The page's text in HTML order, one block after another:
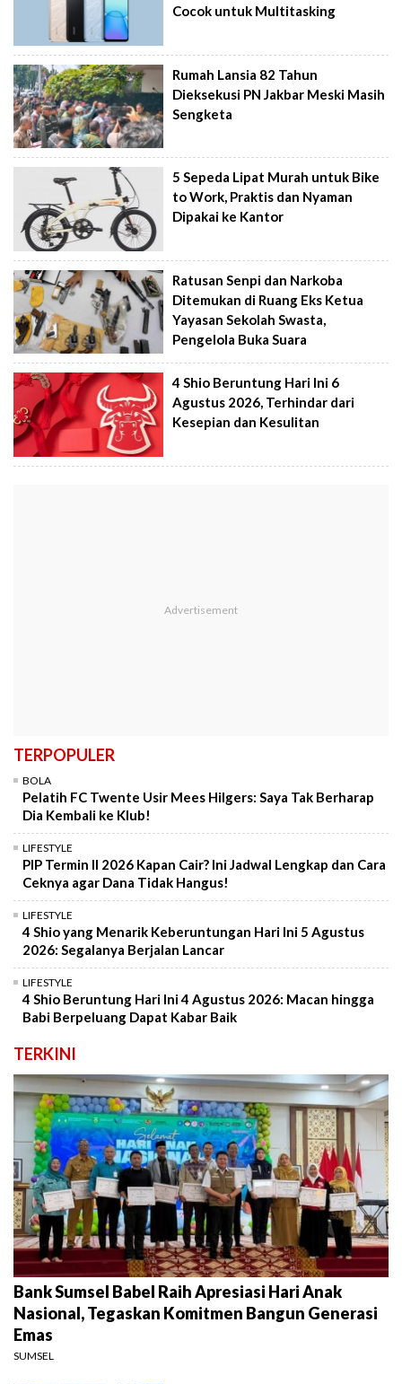
Cocok untuk Multitasking
Rumah Lansia 82 Tahun
Dieksekusi PN Jakbar Meski Masih
Sengketa
5 Sepeda Lipat Murah untuk Bike
to Work, Praktis dan Nyaman
Dipakai ke Kantor
Ratusan Senpi dan Narkoba
Ditemukan di Ruang Eks Ketua
Yayasan Sekolah Swasta,
Pengelola Buka Suara
4 Shio Beruntung Hari Ini 6
Agustus 2026, Terhindar dari
Kesepian dan Kesulitan
TERPOPULER
BOLA
Pelatih FC Twente Usir Mees Hilgers: Saya Tak Berharap
Dia Kembali ke Klub!
LIFESTYLE
PIP Termin II 2026 Kapan Cair? Ini Jadwal Lengkap dan Cara
Ceknya agar Dana Tidak Hangus!
LIFESTYLE
4 Shio yang Menarik Keberuntungan Hari Ini 5 Agustus
2026: Segalanya Berjalan Lancar
LIFESTYLE
4 Shio Beruntung Hari Ini 4 Agustus 2026: Macan hingga
Babi Berpeluang Dapat Kabar Baik
TERKINI
Bank Sumsel Babel Raih Apresiasi Hari Anak
Nasional, Tegaskan Komitmen Bangun Generasi
Emas
SUMSEL